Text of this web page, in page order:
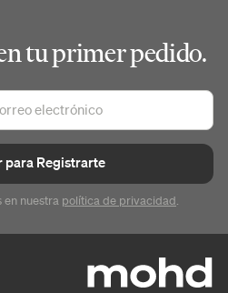
tu primer pedido.
para Registrarte
en nuestra política de privacidad.